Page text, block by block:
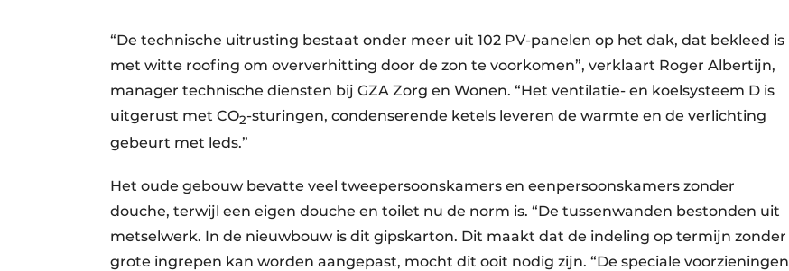
“De technische uitrusting bestaat onder meer uit 102 PV-panelen op het dak, dat bekleed is
met witte roofing om oververhitting door de zon te voorkomen”, verklaart Roger Albertijn,
manager technische diensten bij GZA Zorg en Wonen. “Het ventilatie- en koelsysteem D is
uitgerust met CO2-sturingen, condenserende ketels leveren de warmte en de verlichting
gebeurt met leds.”
Het oude gebouw bevatte veel tweepersoonskamers en eenpersoonskamers zonder
douche, terwijl een eigen douche en toilet nu de norm is. “De tussenwanden bestonden uit
metselwerk. In de nieuwbouw is dit gipskarton. Dit maakt dat de indeling op termijn zonder
grote ingrepen kan worden aangepast, mocht dit ooit nodig zijn. “De speciale voorzieningen